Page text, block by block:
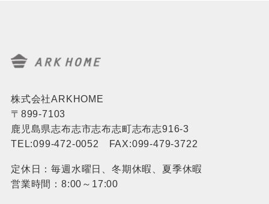
株式会社ARKHOME
〒899-7103
鹿児島県志布志市志布志町志布志916-3
TEL:099-472-0052 FAX:099-479-3722
定休日：毎週水曜日、冬期休暇、夏季休暇
営業時間：8:00～17:00